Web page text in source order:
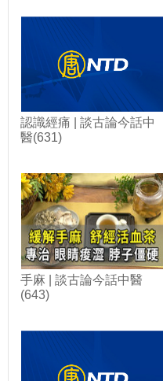
認識經痛 | 談古論今話中
醫(631)
手麻 | 談古論今話中醫
(643)